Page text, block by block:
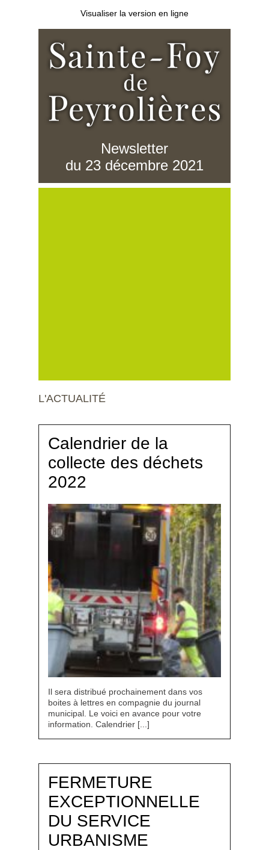
Visualiser la version en ligne
Newsletter
du 23 décembre 2021
L'ACTUALITÉ
Calendrier de la
collecte des déchets
2022
Il sera distribué prochainement dans vos
boites à lettres en compagnie du journal
municipal. Le voici en avance pour votre
information. Calendrier [...]
FERMETURE
EXCEPTIONNELLE
DU SERVICE
URBANISME